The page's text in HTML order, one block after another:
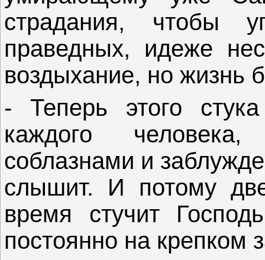
страдания, чтобы
праведных, идеже
воздыхание, но жизнь
- Теперь этого
каждого человека,
соблазнами и
слышит. И потому
время стучит
постоянно на крепком